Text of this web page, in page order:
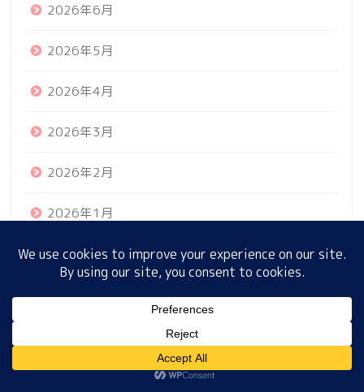
2026年6月
2026年5月
2026年4月
2026年3月
2026年2月
2026年1月
2025年12月
2025年11月
2025年9月 プロフィール サイトマップ